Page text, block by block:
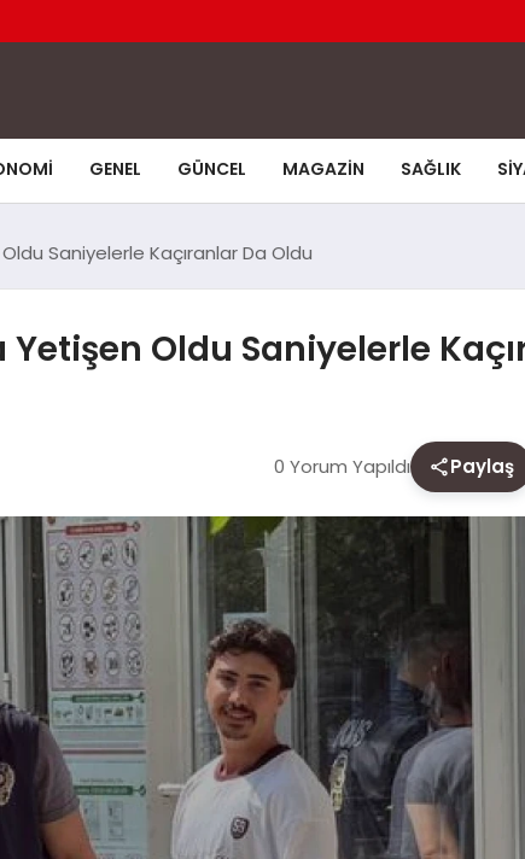
GENEL GÜNCEL MAGAZIN SAĞLIK
Saniyelerle Kaçıranlar Da Oldu
Yetişen Oldu Saniyelerle
0 Yorum Yapıldı Paylaş